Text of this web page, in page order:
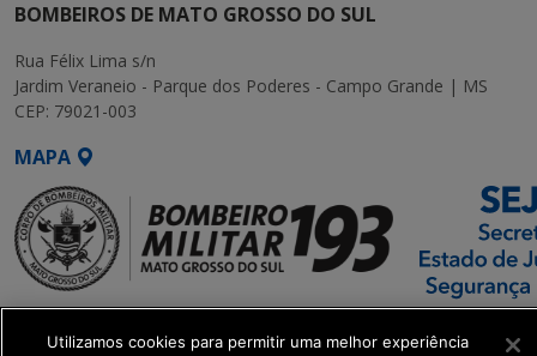
BOMBEIROS DE MATO GROSSO DO SUL
Rua Félix Lima s/n
Jardim Veraneio - Parque dos Poderes - Campo Grande | MS
CEP: 79021-003
MAPA
Utilizamos cookies para permitir uma melhor experiência